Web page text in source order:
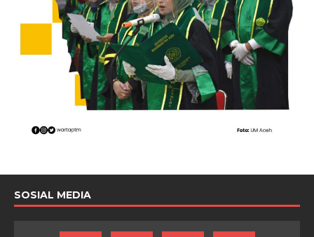
SOSIAL MEDIA